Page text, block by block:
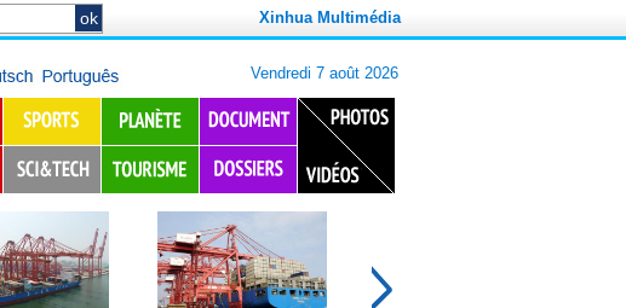
Xinhua Multimédia